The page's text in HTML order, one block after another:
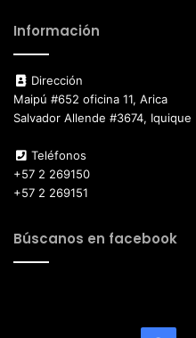
Información
Dirección
Maipú #652 oficina 11, Arica
Salvador Allende #3674, Iquique
Teléfonos
+57 2 269150
+57 2 269151
Búscanos en facebook